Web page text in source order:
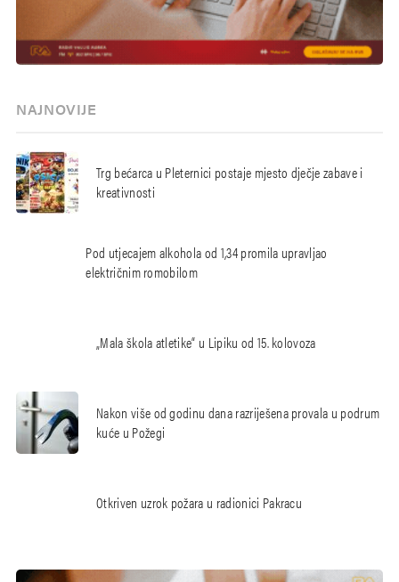
NAJNOVIJE
Trg bećarca u Pleternici postaje mjesto dječje zabave i
kreativnosti
Pod utjecajem alkohola od 1,34 promila upravljao
električnim romobilom
„Mala škola atletike“ u Lipiku od 15. kolovoza
Nakon više od godinu dana razriješena provala u podrum
kuće u Požegi
Otkriven uzrok požara u radionici Pakracu